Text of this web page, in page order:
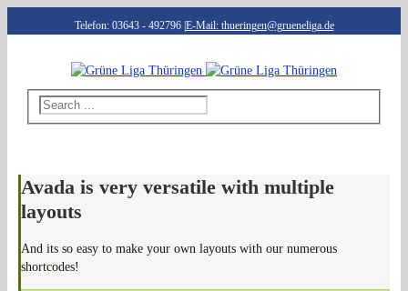
Telefon: 03643 - 492796 E-Mail: thueringen@grueneliga.de
Avada is very versatile with multiple
layouts
And its so easy to make your own layouts with our numerous
shortcodes!